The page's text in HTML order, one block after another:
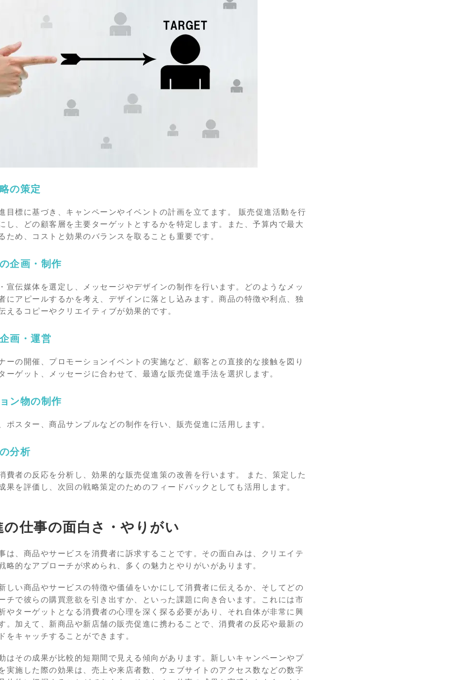
の策定
目標に基づき、キャンペーンやイベントの計画を立てます。 販売促進活動を行
し、どの顧客層を主要ターゲットとするかを特定します。また、予算内で最大
ため、コストと効果のバランスを取ることも重要です。
企画・制作
宣伝媒体を選定し、メッセージやデザインの制作を行います。どのようなメッ
にアピールするかを考え、デザインに落とし込みます。商品の特徴や利点、独
えるコピーやクリエイティブが効果的です。
画・運営
ーの開催、プロモーションイベントの実施など、顧客との直接的な接触を図り
ーゲット、メッセージに合わせて、最適な販売促進手法を選択します。
ン物の制作
ポスター、商品サンプルなどの制作を行い、販売促進に活用します。
分析
費者の反応を分析し、効果的な販売促進策の改善を行います。 また、策定した
果を評価し、次回の戦略策定のためのフィードバックとしても活用します。
の仕事の面白さ・やりがい
は、商品やサービスを消費者に訴求することです。その面白みは、クリエイテ
略的なアプローチが求められ、多くの魅力とやりがいがあります。
しい商品やサービスの特徴や価値をいかにして消費者に伝えるか、そしてどの
チで彼らの購買意欲を引き出すか、といった課題に向き合います。これには市
やターゲットとなる消費者の心理を深く探る必要があり、それ自体が非常に興
。加えて、新商品や新店舗の販売促進に携わることで、消費者の反応や最新の
をキャッチすることができます。
はその成果が比較的短期間で見える傾向があります。新しいキャンペーンやプ
実施した際の効果は、売上や来店者数、ウェブサイトのアクセス数などの数字